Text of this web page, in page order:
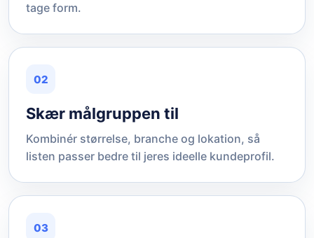
tage form.
02
Skær målgruppen til
Kombinér størrelse, branche og lokation, så
listen passer bedre til jeres ideelle kundeprofil.
03